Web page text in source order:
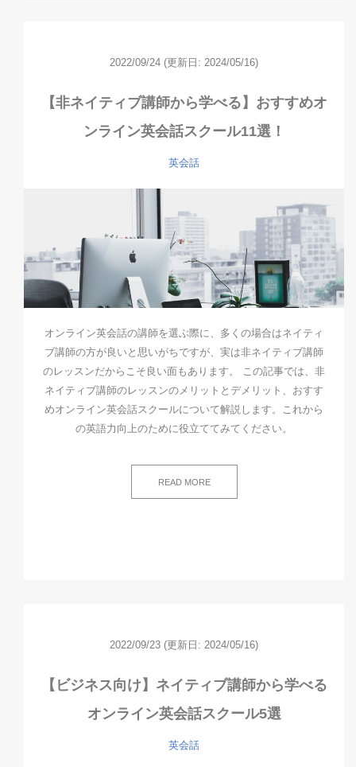
2022/09/24 (更新日: 2024/05/16)
【非ネイティブ講師から学べる】おすすめオ
ンライン英会話スクール11選！
英会話
オンライン英会話の講師を選ぶ際に、多くの場合はネイティ
ブ講師の方が良いと思いがちですが、実は非ネイティブ講師
のレッスンだからこそ良い面もあります。 この記事では、非
ネイティブ講師のレッスンのメリットとデメリット、おすす
めオンライン英会話スクールについて解説します。これから
の英語力向上のために役立ててみてください。
READ MORE
2022/09/23 (更新日: 2024/05/16)
【ビジネス向け】ネイティブ講師から学べる
オンライン英会話スクール5選
英会話